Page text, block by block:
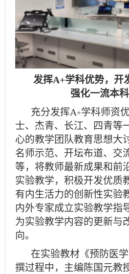
发挥A+学科优势，开
强化一流本
充分发挥A+学科师资
士、杰青、长江、四青等
心的教学团队教育思想大
名师示范、开坛布道、交
等，将教师最新成果和前
实验教学， 积极开发优质
有内生活力的创新性实验
内外专家成立实验教学指
为实验教学内容的更新与
向。
在实验教材《预防医
撰过程中，主编陈国元教